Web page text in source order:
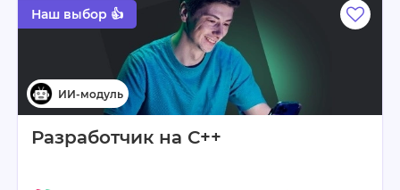
Разработчик на С++
Наш выбор 👍